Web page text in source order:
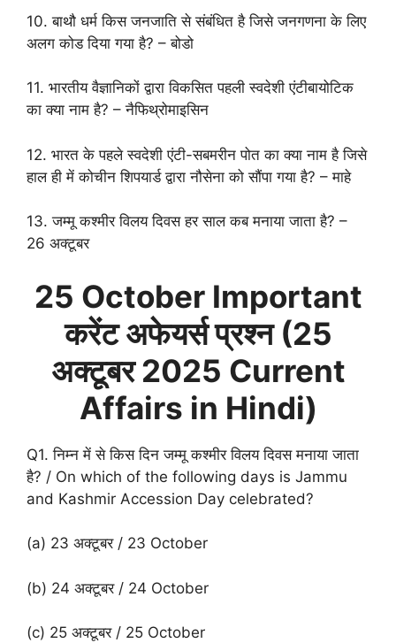
10. बाथौ धर्म किस जनजाति से संबंधित है जिसे जनगणना के लिए
अलग कोड दिया गया है? – बोडो
11. भारतीय वैज्ञानिकों द्वारा विकसित पहली स्वदेशी एंटीबायोटिक
का क्या नाम है? – नैफिथ्रोमाइसिन
12. भारत के पहले स्वदेशी एंटी-सबमरीन पोत का क्या नाम है जिसे
हाल ही में कोचीन शिपयार्ड द्वारा नौसेना को सौंपा गया है? – माहे
13. जम्मू कश्मीर विलय दिवस हर साल कब मनाया जाता है? –
26 अक्टूबर
25 OctoberImportant
करेंट अफेयर्स प्रश्न (25
अक्टूबर2025 Current
Affairs in Hindi)
Q1. निम्न में से किस दिन जम्मू कश्मीर विलय दिवस मनाया जाता
है? / On which of the following days is Jammu
and Kashmir Accession Day celebrated?
(a) 23 अक्टूबर / 23 October
(b) 24 अक्टूबर / 24 October
(c) 25 अक्टूबर / 25 October